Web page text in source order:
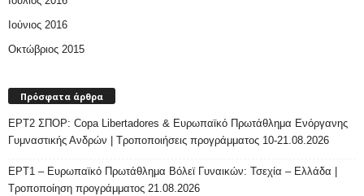
Ιούνιος 2016
Οκτώβριος 2015
Πρόσφατα άρθρα
ΕΡΤ2 ΣΠΟΡ: Copa Libertadores & Ευρωπαϊκό Πρωτάθλημα Ενόργανης
Γυμναστικής Ανδρών | Τροποποιήσεις προγράμματος 10-21.08.2026
ΕΡΤ1 – Ευρωπαϊκό Πρωτάθλημα Βόλεϊ Γυναικών: Τσεχία – Ελλάδα |
Τροποποίηση προγράμματος 21.08.2026